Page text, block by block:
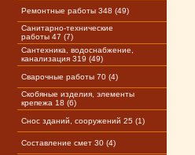
Ремонтные работы 348 (49)
Санитарно-технические
работы 47 (7)
Сантехника, водоснабжение,
канализация 319 (49)
Сварочные работы 70 (4)
Скобяные изделия, элементы
крепежа 18 (6)
Снос зданий, сооружений 25 (1)
Составление смет 30 (4)